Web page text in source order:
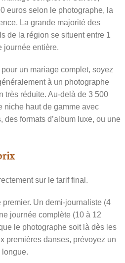
euros selon le photographe, la
La grande majorité des
de la région se situent entre 1
journée entière.
un mariage complet, soyez
à un photographe
très réduite. Au-delà de 3 500
niche haut de gamme avec
formats d’album luxe, ou une
sur le tarif final.
premier. Un demi-journaliste (4
journée complète (10 à 12
le photographe soit là dès les
premières danses, prévoyez un
longue.